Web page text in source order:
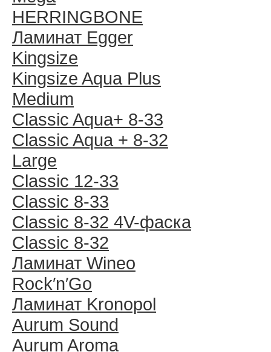
HERRINGBONE
Ламинат Egger
Kingsize
Kingsize Aqua Plus
Medium
Classic Aqua+ 8-33
Classic Aqua + 8-32
Large
Classic 12-33
Classic 8-33
Classic 8-32 4V-фаска
Classic 8-32
Ламинат Wineo
Rock′n′Go
Ламинат Kronopol
Aurum Sound
Aurum Aroma